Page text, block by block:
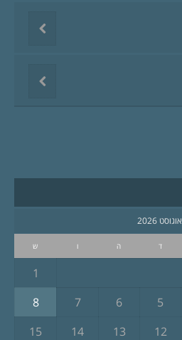
אוגוסט 2026
ד ה ו ש
1
5
6
7
8
12
13
14
15